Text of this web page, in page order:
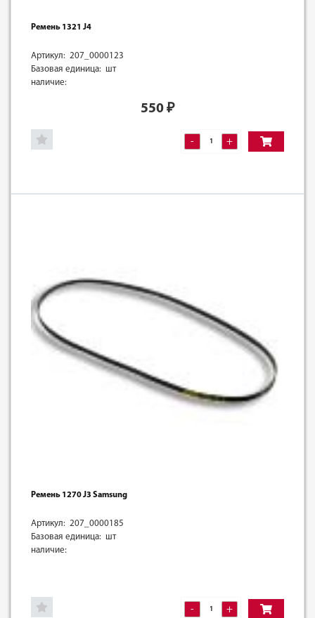
Ремень 1321 J4
Артикул: 207_0000123
Базовая единица: шт
наличие:
550 ₽
- +
Ремень 1270 J3 Samsung
Артикул: 207_0000185
Базовая единица: шт
наличие:
- +